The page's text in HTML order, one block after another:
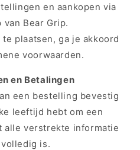
en aankopen via
van Bear Grip.
plaatsen, ga je akkoord
voorwaarden.
en Betalingen
een bestelling bevestig
leeftijd hebt om een
alle verstrekte informatie
is.